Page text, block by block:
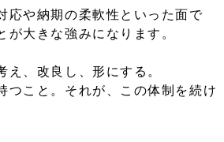
応や納期の柔軟性といった面で
が大きな強みになります。
え、改良し、形にする。
つこと。それが、この体制を続け